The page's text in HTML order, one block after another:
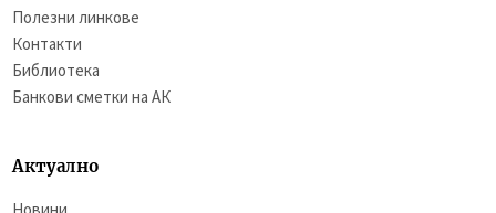
Полезни линкове
Контакти
Библиотека
Банкови сметки на АК
Актуално